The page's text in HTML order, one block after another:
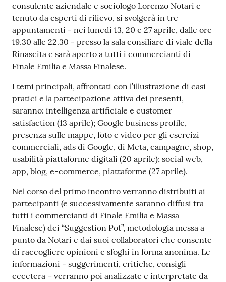
Sportello
telematico
SUE
Tutti
gli
argomenti...
Seguici
su
consulente aziendale e sociologo Lorenzo Notari e
tenuto da esperti di rilievo, si svolgerà in tre
appuntamenti - nei lunedì 13, 20 e 27 aprile, dalle ore
19.30 alle 22.30 - presso la sala consiliare di viale della
Rinascita e sarà aperto a tutti i commercianti di
Finale Emilia e Massa Finalese.
I temi principali, affrontati con l’illustrazione di casi
pratici e la partecipazione attiva dei presenti,
saranno: intelligenza artificiale e customer
satisfaction (13 aprile); Google business profile,
presenza sulle mappe, foto e video per gli esercizi
commerciali, ads di Google, di Meta, campagne, shop,
usabilità piattaforme digitali (20 aprile); social web,
app, blog, e-commerce, piattaforme (27 aprile).
Nel corso del primo incontro verranno distribuiti ai
partecipanti (e successivamente saranno diffusi tra
tutti i commercianti di Finale Emilia e Massa
Finalese) dei “Suggestion Pot”, metodologia messa a
punto da Notari e dai suoi collaboratori che consente
di raccogliere opinioni e sfoghi in forma anonima. Le
informazioni - suggerimenti, critiche, consigli
eccetera – verranno poi analizzate e interpretate da